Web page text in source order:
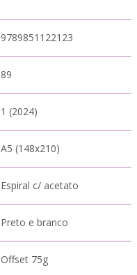
9789851122123
89
1 (2024)
A5 (148x210)
Espiral c/ acetato
Preto e branco
Offset 75g